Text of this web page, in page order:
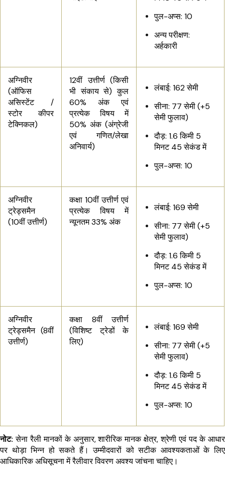
पुल-अप्स: 10
अन्य परीक्षण:
अर्हकारी
अग्निवीर
(ऑफिस
असिस्टेंट /
स्टोर कीपर
टेक्निकल)
12वीं उत्तीर्ण (किसी
भी संकाय से) कुल
60% अंक एवं
प्रत्येक विषय में
50% अंक (अंग्रेजी
एवं गणित/लेखा
अनिवार्य)
लंबाई: 162 सेमी
सीना: 77 सेमी (+5
सेमी फुलाव)
दौड़: 1.6 किमी 5
मिनट 45 सेकंड में
पुल-अप्स: 10
अग्निवीर
ट्रेड्समैन
(10वीं उत्तीर्ण)
कक्षा 10वीं उत्तीर्ण एवं
प्रत्येक विषय में
न्यूनतम 33% अंक
लंबाई: 169 सेमी
सीना: 77 सेमी (+5
सेमी फुलाव)
दौड़: 1.6 किमी 5
मिनट 45 सेकंड में
पुल-अप्स: 10
अग्निवीर
ट्रेड्समैन (8वीं
उत्तीर्ण)
कक्षा 8वीं उत्तीर्ण
(विशिष्ट ट्रेडों के
लिए)
लंबाई: 169 सेमी
सीना: 77 सेमी (+5
सेमी फुलाव)
दौड़: 1.6 किमी 5
मिनट 45 सेकंड में
पुल-अप्स: 10
नोट: सेना रैली मानकों के अनुसार, शारीरिक मानक क्षेत्र, श्रेणी एवं पद के आधार
पर थोड़ा भिन्न हो सकते हैं। उम्मीदवारों को सटीक आवश्यकताओं के लिए
आधिकारिक अधिसूचना में रैलीवार विवरण अवश्य जांचना चाहिए।